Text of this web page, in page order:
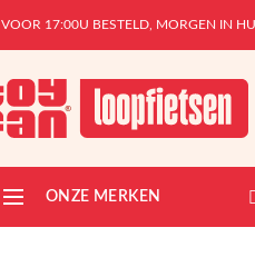
VOOR 17:00U BESTELD, MORGEN IN
ONZE MERKEN